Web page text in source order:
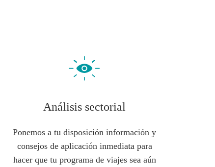
Análisis sectorial
Ponemos a tu disposición información y
consejos de aplicación inmediata para
hacer que tu programa de viajes sea aún